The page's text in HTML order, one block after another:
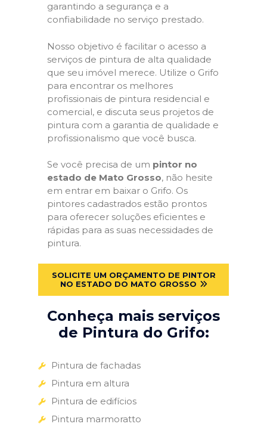
garantindo a segurança e a
confiabilidade no serviço prestado.
Nosso objetivo é facilitar o acesso a
serviços de pintura de alta qualidade
que seu imóvel merece. Utilize o Grifo
para encontrar os melhores
profissionais de pintura residencial e
comercial, e discuta seus projetos de
pintura com a garantia de qualidade e
profissionalismo que você busca.
Se você precisa de um pintor no
estado de Mato Grosso, não hesite
em entrar em baixar o Grifo. Os
pintores cadastrados estão prontos
para oferecer soluções eficientes e
rápidas para as suas necessidades de
pintura.
SOLICITE UM ORÇAMENTO DE PINTOR
NO ESTADO DO MATO GROSSO
Conheça mais serviços
de Pintura do Grifo:
Pintura de fachadas
Pintura em altura
Pintura de edifícios
Pintura marmoratto